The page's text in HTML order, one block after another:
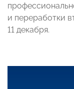
и переработки
11 декабря.